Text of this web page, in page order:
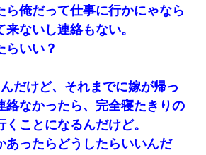
ら俺だって仕事に行かにゃなら
ないし連絡もない。
らいい？
だけど、それまでに嫁が帰っ
絡なかったら、完全寝たきりの
ことになるんだけど。
あったらどうしたらいいんだ